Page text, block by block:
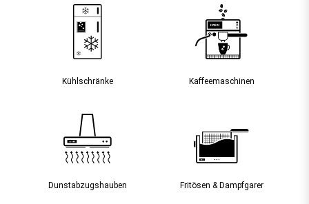
Kühlschränke Kaffee­maschinen
Dunst­abzugs­hauben Fritösen & Dampfgarer